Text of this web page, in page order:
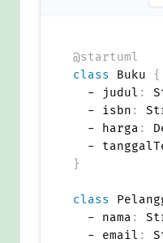
@startuml
class Buku {
  - judul
:
  - isbn
:
  - harga
:
-
}
class
  - nama
:
  - email
: